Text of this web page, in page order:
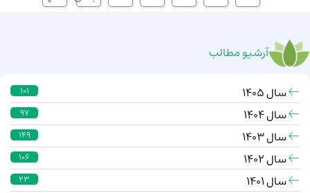
آرشیو مطالب
سال 1405 101
سال 1404 97
سال 1403 149
سال 1402 106
سال 1401 23